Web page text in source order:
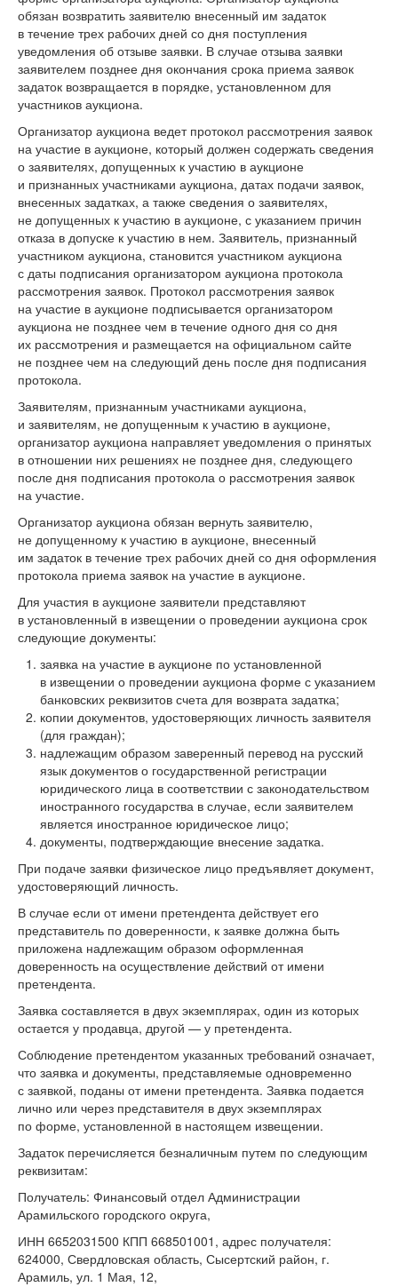
обязан возвратить заявителю внесенный им задаток
в течение трех рабочих дней со дня поступления
уведомления об отзыве заявки. В случае отзыва заявки
заявителем позднее дня окончания срока приема заявок
задаток возвращается в порядке, установленном для
участников аукциона.
Организатор аукциона ведет протокол рассмотрения заявок
на участие в аукционе, который должен содержать сведения
о заявителях, допущенных к участию в аукционе
и признанных участниками аукциона, датах подачи заявок,
внесенных задатках, а также сведения о заявителях,
не допущенных к участию в аукционе, с указанием причин
отказа в допуске к участию в нем. Заявитель, признанный
участником аукциона, становится участником аукциона
с даты подписания организатором аукциона протокола
рассмотрения заявок. Протокол рассмотрения заявок
на участие в аукционе подписывается организатором
аукциона не позднее чем в течение одного дня со дня
их рассмотрения и размещается на официальном сайте
не позднее чем на следующий день после дня подписания
протокола.
Заявителям, признанным участниками аукциона,
и заявителям, не допущенным к участию в аукционе,
организатор аукциона направляет уведомления о принятых
в отношении них решениях не позднее дня, следующего
после дня подписания протокола о рассмотрения заявок
на участие.
Организатор аукциона обязан вернуть заявителю,
не допущенному к участию в аукционе, внесенный
им задаток в течение трех рабочих дней со дня оформления
протокола приема заявок на участие в аукционе.
Для участия в аукционе заявители представляют
в установленный в извещении о проведении аукциона срок
следующие документы:
заявка на участие в аукционе по установленной
в извещении о проведении аукциона форме с указанием
банковских реквизитов счета для возврата задатка;
копии документов, удостоверяющих личность заявителя
(для граждан);
надлежащим образом заверенный перевод на русский
язык документов о государственной регистрации
юридического лица в соответствии с законодательством
иностранного государства в случае, если заявителем
является иностранное юридическое лицо;
документы, подтверждающие внесение задатка.
При подаче заявки физическое лицо предъявляет документ,
удостоверяющий личность.
В случае если от имени претендента действует его
представитель по доверенности, к заявке должна быть
приложена надлежащим образом оформленная
доверенность на осуществление действий от имени
претендента.
Заявка составляется в двух экземплярах, один из которых
остается у продавца, другой — у претендента.
Соблюдение претендентом указанных требований означает,
что заявка и документы, представляемые одновременно
с заявкой, поданы от имени претендента. Заявка подается
лично или через представителя в двух экземплярах
по форме, установленной в настоящем извещении.
Задаток перечисляется безналичным путем по следующим
реквизитам:
Получатель: Финансовый отдел Администрации
Арамильского городского округа,
ИНН 6652031500 КПП 668501001, адрес получателя:
624000, Свердловская область, Сысертский район, г.
Арамиль, ул. 1 Мая, 12,